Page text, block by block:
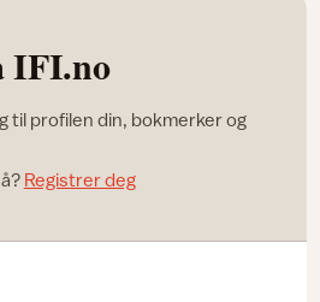
IFI.no
til profilen din, bokmerker og
Registrer deg